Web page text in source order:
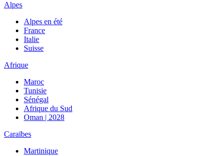
Alpes
Alpes en été
France
Italie
Suisse
Afrique
Maroc
Tunisie
Sénégal
Afrique du Sud
Oman | 2028
Caraïbes
Martinique